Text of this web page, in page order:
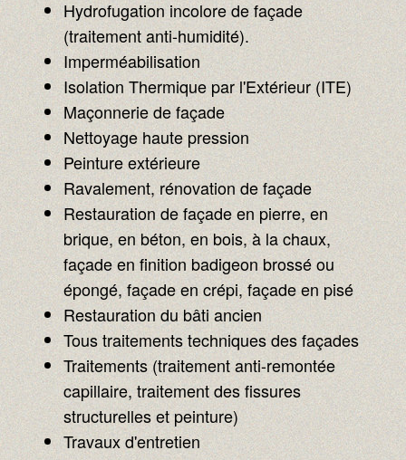
Hydrofugation incolore de façade
(traitement anti-humidité).
Imperméabilisation
Isolation Thermique par l'Extérieur (ITE)
Maçonnerie de façade
Nettoyage haute pression
Peinture extérieure
Ravalement, rénovation de façade
Restauration de façade en pierre, en
brique, en béton, en bois, à la chaux,
façade en finition badigeon brossé ou
épongé, façade en crépi, façade en pisé
Restauration du bâti ancien
Tous traitements techniques des façades
Traitements (traitement anti-remontée
capillaire, traitement des fissures
structurelles et peinture)
Travaux d'entretien